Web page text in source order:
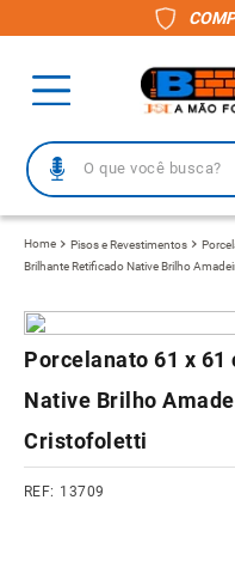
O que você busca?
Pisos e Revestimentos
Brilhante Retificado Native Brilho
Porcelanato 61 x
Native Brilho
Cristofoletti
13709
1º piso
2º porcelanato
3º telha
4º vaso sanitário
5º revestimento